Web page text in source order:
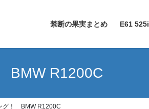
禁断の果実まとめ E61 525i
BMW R1200C
グ！ BMW R1200C